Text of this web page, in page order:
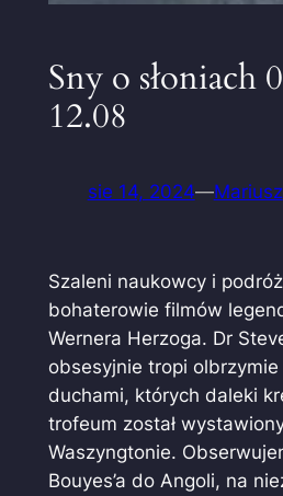
Sny o słoniach
12.08
sie 14, 2024—Mariusz
Szaleni naukowcy i
bohaterowie filmów
Wernera Herzoga. Dr
obsesyjnie tropi olbrzymie
duchami, których daleki
trofeum został
Waszyngtonie.
Bouyes’a do Angoli, na